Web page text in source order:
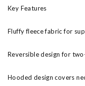
Key Features
Fluffy fleece fabric for
Reversible design for
Hooded design covers